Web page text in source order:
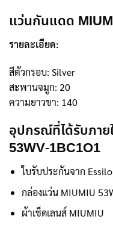
แว่นกันแดด
รายละเอียด:
สีตัวกรอบ: Silver
สะพานจมูก: 20
ความยาวขา: 140
อุปกรณ์ที่ได้รับภา
53WV-1BC1O1
ใบรับประกันจาก
กล่องแว่น MIUMIU
ผ้าเช็ดเลนส์ MIUMIU